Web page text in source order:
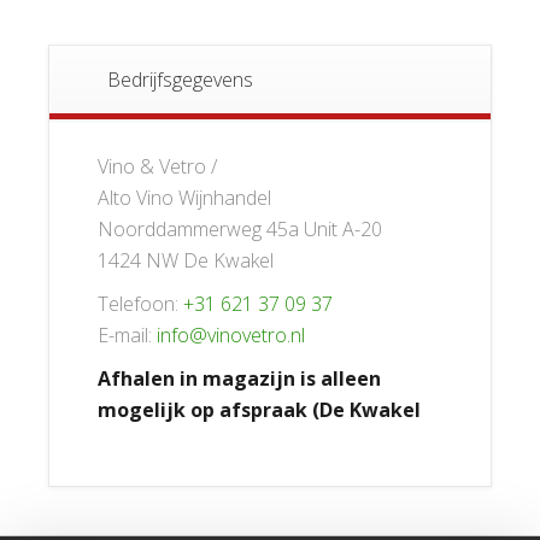
Bedrijfsgegevens
Vino & Vetro /
Alto Vino Wijnhandel
Noorddammerweg 45a Unit A-20
1424 NW De Kwakel
Telefoon: +31 621 37 09 37
E-mail: info@vinovetro.nl
Afhalen in magazijn is alleen
mogelijk op afspraak (De Kwakel